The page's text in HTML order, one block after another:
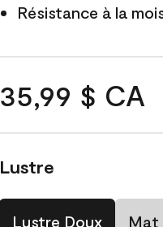
Résistance à la
35,99 $ CA
Lustre
Lustre Doux Mat